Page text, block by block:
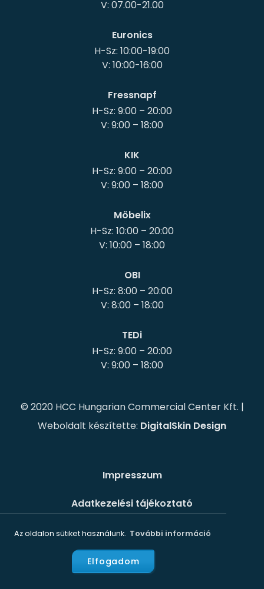
Az oldalon sütiket használunk. További információ
Elfogadom
V: 07.00-21.00
Euronics
H-Sz: 10:00-19:00
V: 10:00-16:00
Fressnapf
H-Sz: 9:00 – 20:00
KIK
H-Sz: 9:00 – 20:00
Möbelix
H-Sz: 10:00 – 20:00
OBI
H-Sz: 8:00 – 20:00
V: 8:00 – 18:00
TEDi
H-Sz: 9:00 – 20:00
© 2020 HCC Hungarian Commercial Center Kft. |
Weboldalt készítette: DigitalSkin Design
Impresszum
Adatkezelési tájékoztató
Süti szabályzat